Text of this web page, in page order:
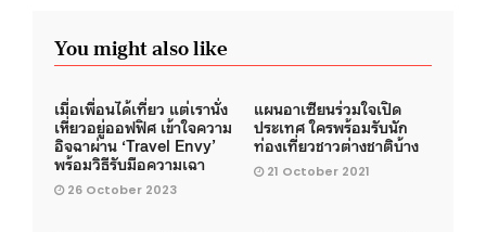
You might also like
เมื่อเพื่อนได้เที่ยว แต่เรานั่ง
เหี่ยวอยู่ออฟฟิศ เข้าใจความ
อิจฉาผ่าน ‘Travel Envy’
พร้อมวิธีรับมือความเฉา
26 October 2023
แผนอาเซียนร่วมใจเปิด
ประเทศ ใครพร้อมรับนัก
ท่องเที่ยวชาวต่างชาติบ้าง
21 October 2021